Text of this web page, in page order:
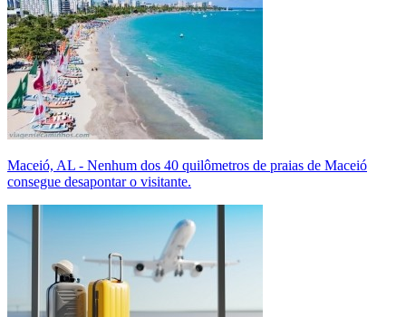
Maceió, AL - Nenhum dos 40 quilômetros de praias de Maceió
consegue desapontar o visitante.